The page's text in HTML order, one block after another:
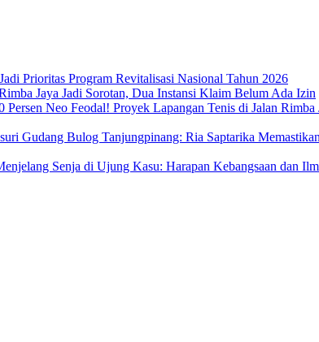
Prioritas Program Revitalisasi Nasional Tahun 2026
Jaya Jadi Sorotan, Dua Instansi Klaim Belum Ada Izin
Neo Feodal! Proyek Lapangan Tenis di Jalan
Gudang Bulog Tanjungpinang: Ria Saptarika
Senja di Ujung Kasu: Harapan Kebangsaan dan